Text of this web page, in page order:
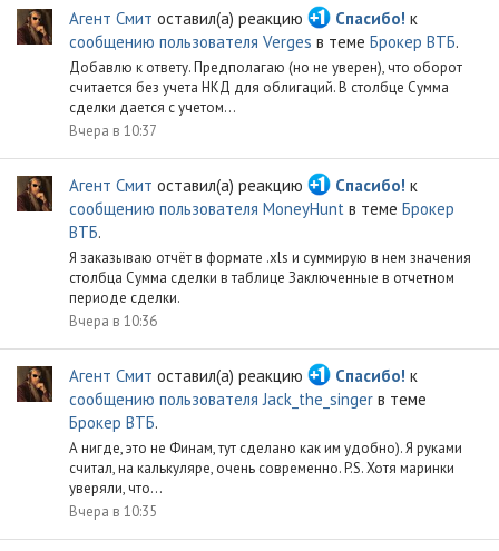
Агент Смит оставил(а) реакцию Спасибо! к
сообщению пользователя Verges в теме Брокер ВТБ.
Добавлю к ответу. Предполагаю (но не уверен), что оборот
считается без учета НКД для облигаций. В столбце Сумма
сделки дается с учетом...
Вчера в 10:37
Агент Смит оставил(а) реакцию Спасибо! к
сообщению пользователя MoneyHunt в теме Брокер
ВТБ.
Я заказываю отчёт в формате .xls и суммирую в нем значения
столбца Сумма сделки в таблице Заключенные в отчетном
периоде сделки.
Вчера в 10:36
Агент Смит оставил(а) реакцию Спасибо! к
сообщению пользователя Jack_the_singer в теме
Брокер ВТБ.
А нигде, это не Финам, тут сделано как им удобно). Я руками
считал, на калькуляре, очень современно. P.S. Хотя маринки
уверяли, что...
Вчера в 10:35